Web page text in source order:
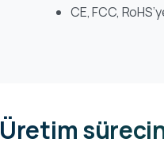
CE, FCC,
Üretim